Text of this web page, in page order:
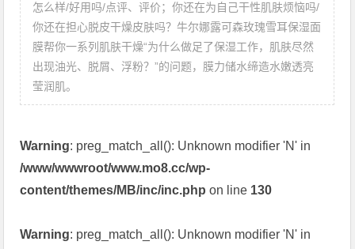
怎么样/好用吗/点评、评价；你还在为自己干性肌肤烦恼吗/
你还在担心脱皮干燥皮肤吗？牛尔娜露可森玫瑰雪耳保湿面
膜帮你一系列肌肤干燥“为什么做足了保湿工作，肌肤尽然
出现油光、脱屑、浮粉？”的问题，膜力储水缔造水嫩透亮
莹润肌。
Warning: preg_match_all(): Unknown modifier 'N' in
/www/wwwroot/www.mo8.cc/wp-
content/themes/MB/inc/inc.php on line 130
Warning: preg_match_all(): Unknown modifier 'N' in